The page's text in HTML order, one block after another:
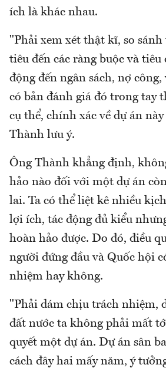
ích là khác nhau.
"Phải xem xét thật kĩ, so
tiêu đến các ràng buộc và
động đến ngân sách, nợ
có bản đánh giá đó trong tay
cụ thể, chính xác về dự án
Thành lưu ý.
Ông Thành khẳng định,
hảo nào đối với một dự án
lai. Ta có thể liệt kê nhiều
lợi ích, tác động đủ kiểu
hoàn hảo được. Do đó, điều
người đứng đầu và Quốc hội
nhiệm hay không.
"Phải dám chịu trách nhiệm,
đất nước ta không phải mất
quyết một dự án. Dự án sân
cách đây hai mấy năm, ý